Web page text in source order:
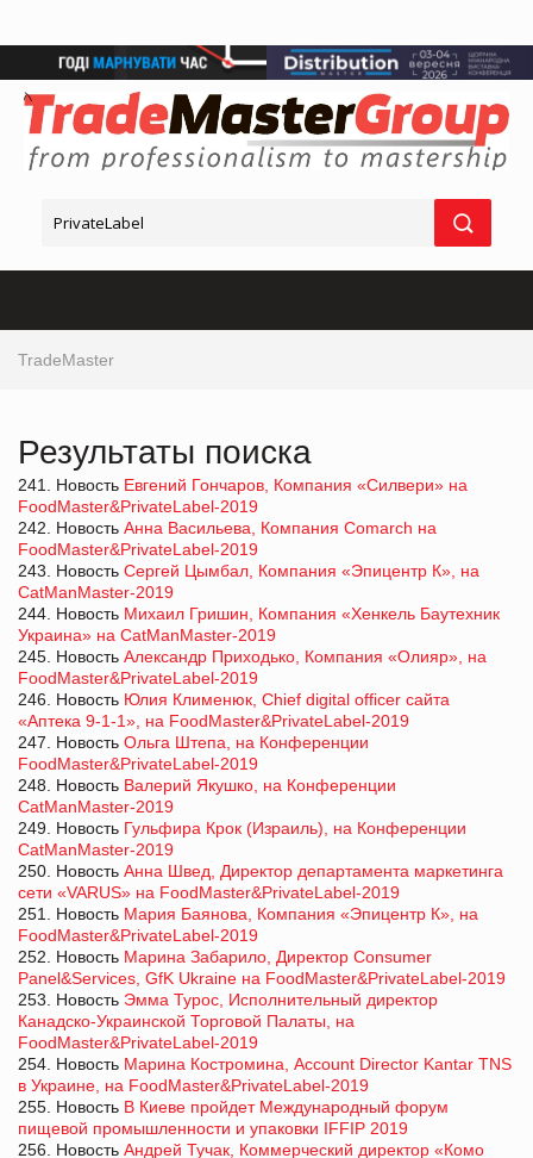
TradeMaster
Результаты поиска
241. Новость Евгений Гончаров, Компания «Силвери» на
FoodMaster&PrivateLabel-2019
242. Новость Анна Васильева, Компания Comarch на
FoodMaster&PrivateLabel-2019
243. Новость Сергей Цымбал, Компания «Эпицентр К», на
CatManMaster-2019
244. Новость Михаил Гришин, Компания «Хенкель Баутехник
Украина» на CatManMaster-2019
245. Новость Александр Приходько, Компания «Олияр», на
FoodMaster&PrivateLabel-2019
246. Новость Юлия Клименюк, Chief digital officer сайта
«Аптека 9-1-1», на FoodMaster&PrivateLabel-2019
247. Новость Ольга Штепа, на Конференции
FoodMaster&PrivateLabel-2019
248. Новость Валерий Якушко, на Конференции
CatManMaster-2019
249. Новость Гульфира Крок (Израиль), на Конференции
CatManMaster-2019
250. Новость Анна Швед, Директор департамента маркетинга
сети «VARUS» на FoodMaster&PrivateLabel-2019
251. Новость Мария Баянова, Компания «Эпицентр К», на
FoodMaster&PrivateLabel-2019
252. Новость Марина Забарило, Директор Consumer
Panel&Services, GfK Ukraine на FoodMaster&PrivateLabel-2019
253. Новость Эмма Турос, Исполнительный директор
Канадско-Украинской Торговой Палаты, на
FoodMaster&PrivateLabel-2019
254. Новость Марина Костромина, Account Director Kantar TNS
в Украине, на FoodMaster&PrivateLabel-2019
255. Новость В Киеве пройдет Международный форум
пищевой промышленности и упаковки IFFIP 2019
256. Новость Андрей Тучак, Коммерческий директор «Комо